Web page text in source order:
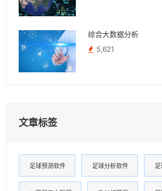
综合大数据分析
5,621
文章标签
足球预测软件 足球分析软件